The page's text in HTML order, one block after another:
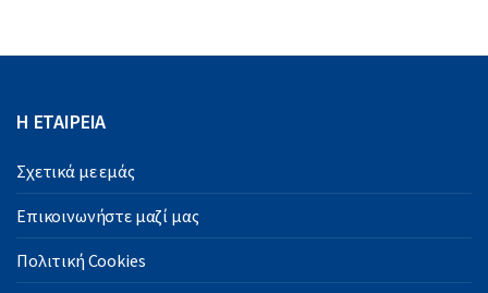
Η ΕΤΑΙΡΕΙΑ
Σχετικά με εμάς
Επικοινωνήστε μαζί μας
Πολιτική Cookies